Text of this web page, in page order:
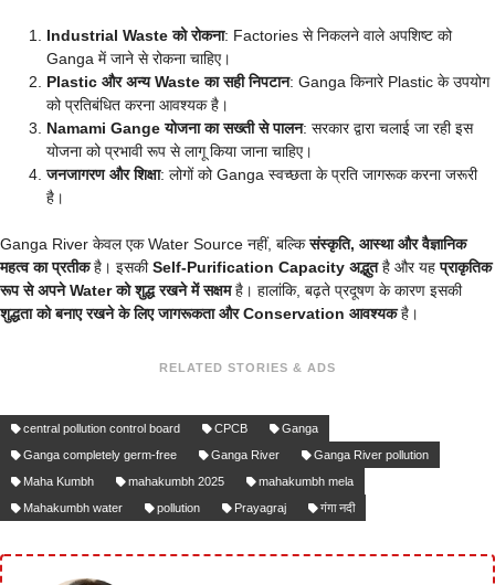
Industrial Waste को रोकना: Factories से निकलने वाले अपशिष्ट को
Ganga में जाने से रोकना चाहिए।
Plastic और अन्य Waste का सही निपटान: Ganga किनारे Plastic के उपयोग
को प्रतिबंधित करना आवश्यक है।
Namami Gange योजना का सख्ती से पालन: सरकार द्वारा चलाई जा रही इस
योजना को प्रभावी रूप से लागू किया जाना चाहिए।
जनजागरण और शिक्षा: लोगों को Ganga स्वच्छता के प्रति जागरूक करना जरूरी
है।
Ganga River केवल एक Water Source नहीं, बल्किसंस्कृति, आस्था और वैज्ञानिक
महत्व का प्रतीकहै। इसकीSelf-Purification Capacity अद्भुतहै और यहप्राकृतिक
रूप से अपने Water को शुद्ध रखने में सक्षमहै। हालांकि, बढ़ते प्रदूषण के कारण इसकी
शुद्धता को बनाए रखने के लिए जागरूकता और Conservation आवश्यकहै।
RELATED STORIES & ADS
central pollution control board CPCB
Ganga
Ganga completely germ-free
Ganga River
Ganga River pollution
Maha Kumbh
mahakumbh 2025
mahakumbh mela
Mahakumbh water
pollution Prayagraj गंगा नदी